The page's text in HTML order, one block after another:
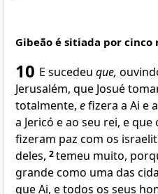
Gibeão é sitiada por cinco
10 E sucedeu que,
Jerusalém, que Josué
totalmente, efizera a Ai e
a Jericó e ao seu rei, e
fizeram paz com os
deles, 2temeu muito,
grande como uma das
que Ai, e todos os seus